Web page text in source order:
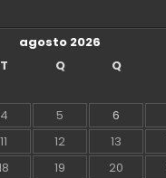
agosto 2026
T Q Q
4 5 6
11 12 13
19 20